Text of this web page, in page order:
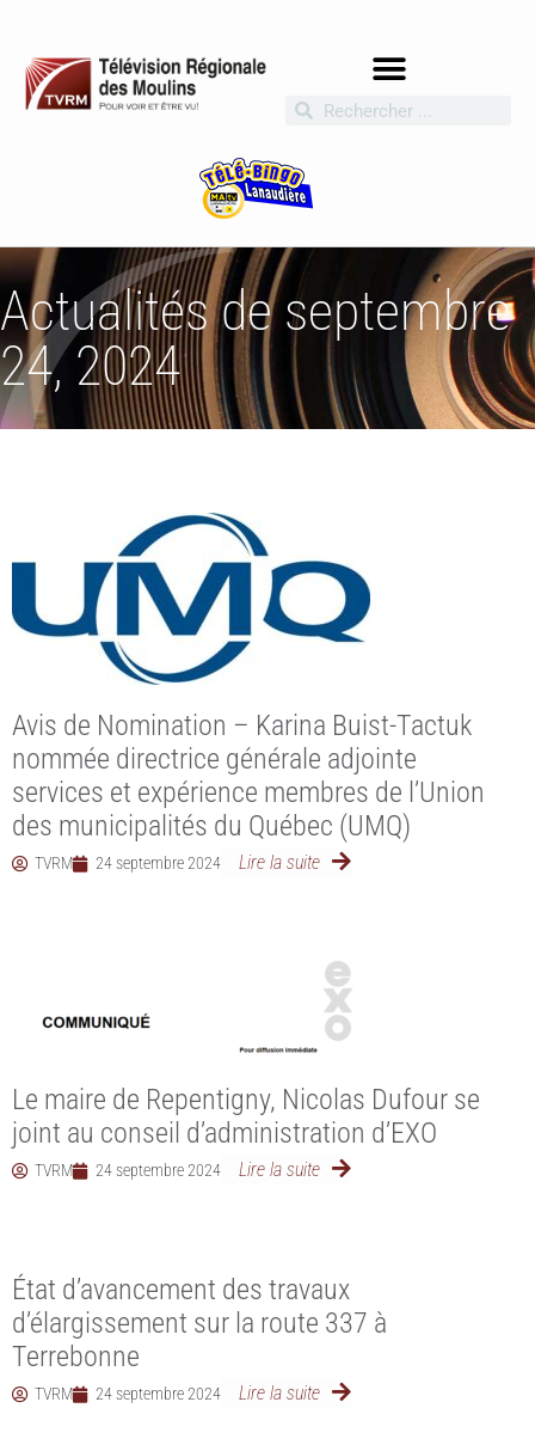
Actualités de septembre
24, 2024
Avis de Nomination – Karina Buist-Tactuk
nommée directrice générale adjointe
services et expérience membres de l’Union
des municipalités du Québec (UMQ)
TVRM 24 septembre 2024 Lire la suite
Le maire de Repentigny, Nicolas Dufour se
joint au conseil d’administration d’EXO
TVRM 24 septembre 2024 Lire la suite
État d’avancement des travaux
d’élargissement sur la route 337 à
Terrebonne
TVRM 24 septembre 2024 Lire la suite